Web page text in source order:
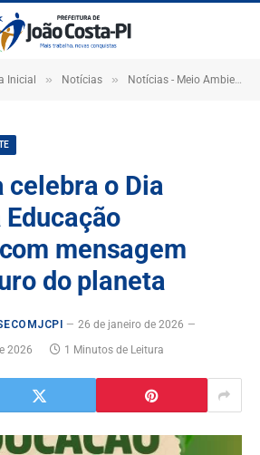
Inicial » Notícias » Notícias - Meio Ambiente
celebra o Dia
mensagem
do planeta
26 de janeiro de 2026
2026 1 Minutos de Leitura